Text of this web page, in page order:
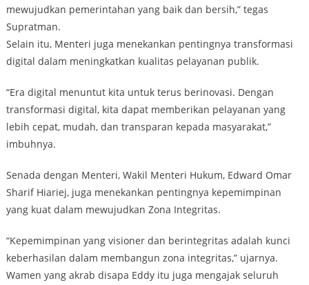
mewujudkan pemerintahan yang baik dan bersih,” tegas
Supratman.
Selain itu, Menteri juga menekankan pentingnya transformasi
digital dalam meningkatkan kualitas pelayanan publik.
“Era digital menuntut kita untuk terus berinovasi. Dengan
transformasi digital, kita dapat memberikan pelayanan yang
lebih cepat, mudah, dan transparan kepada masyarakat,”
imbuhnya.
Senada dengan Menteri, Wakil Menteri Hukum, Edward Omar
Sharif Hiariej, juga menekankan pentingnya kepemimpinan
yang kuat dalam mewujudkan Zona Integritas.
“Kepemimpinan yang visioner dan berintegritas adalah kunci
keberhasilan dalam membangun zona integritas,” ujarnya.
Wamen yang akrab disapa Eddy itu juga mengajak seluruh